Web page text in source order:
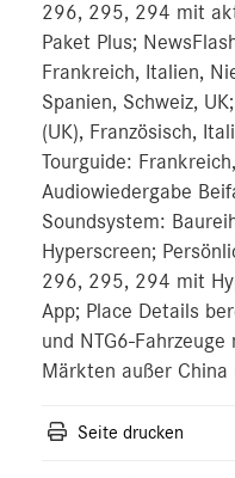
296, 295, 294 mit
Paket Plus;
Frankreich, Italien,
Spanien, Schweiz,
(UK), Französisch,
Tourguide:
Audiowiedergabe
Soundsystem:
Hyperscreen;
296, 295, 294 mit
App; Place Details
und NTG6-
Märkten außer China
Seite drucken